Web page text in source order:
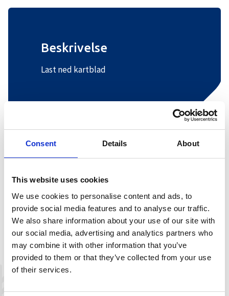
Consent Details About
This website uses cookies
We use cookies to personalise content and ads, to
provide social media features and to analyse our traffic.
We also share information about your use of our site with
our social media, advertising and analytics partners who
may combine it with other information that you’ve
provided to them or that they’ve collected from your use
of their services.
Beskrivelse
Last ned kartblad